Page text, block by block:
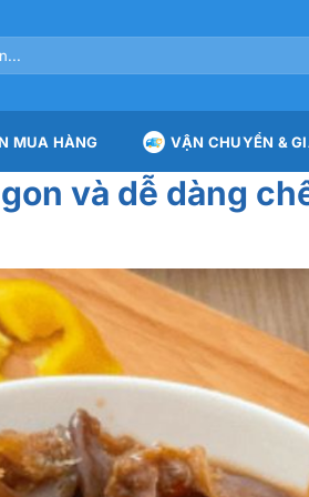
MUA HÀNG VẬN CHUYỂN &
và dễ dàng